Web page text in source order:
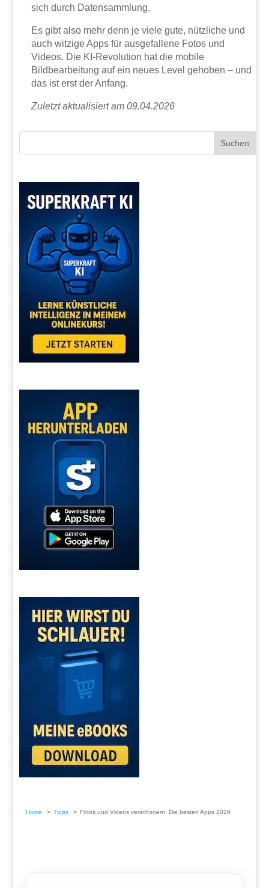
sich durch Datensammlung.
Es gibt also mehr denn je viele gute, nützliche und
auch witzige Apps für ausgefallene Fotos und
Videos. Die KI-Revolution hat die mobile
Bildbearbeitung auf ein neues Level gehoben – und
das ist erst der Anfang.
Zuletzt aktualisiert am 09.04.2026
Home Tipps Fotos und Videos verschönern: Die besten Apps 2026